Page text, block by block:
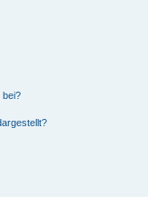
bei?